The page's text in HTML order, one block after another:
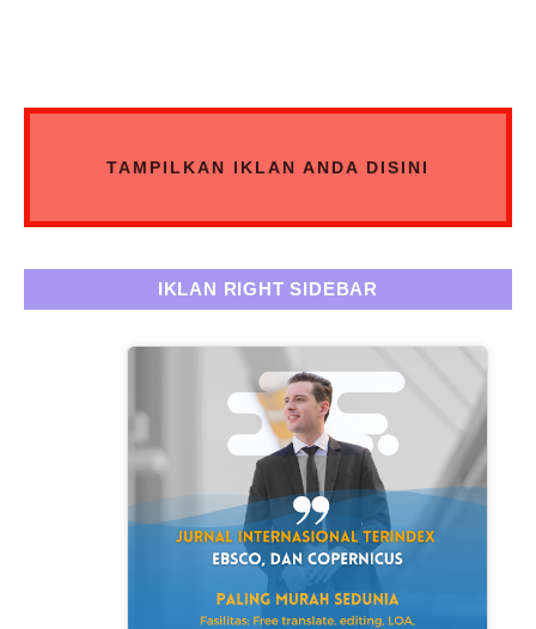
TAMPILKAN IKLAN ANDA DISINI
IKLAN RIGHT SIDEBAR